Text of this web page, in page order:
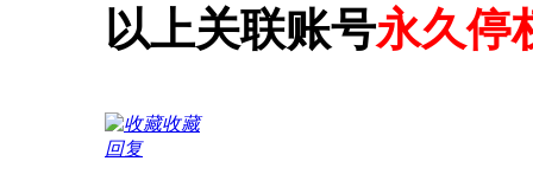
以上关联账号永久停
收藏
回复